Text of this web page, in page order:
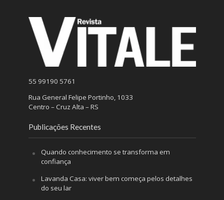
55 99190 5761
Rua General Felipe Portinho, 1033
Centro – Cruz Alta – RS
Publicações Recentes
Quando conhecimento se transforma em
confiança
Lavanda Casa: viver bem começa pelos detalhes
do seu lar